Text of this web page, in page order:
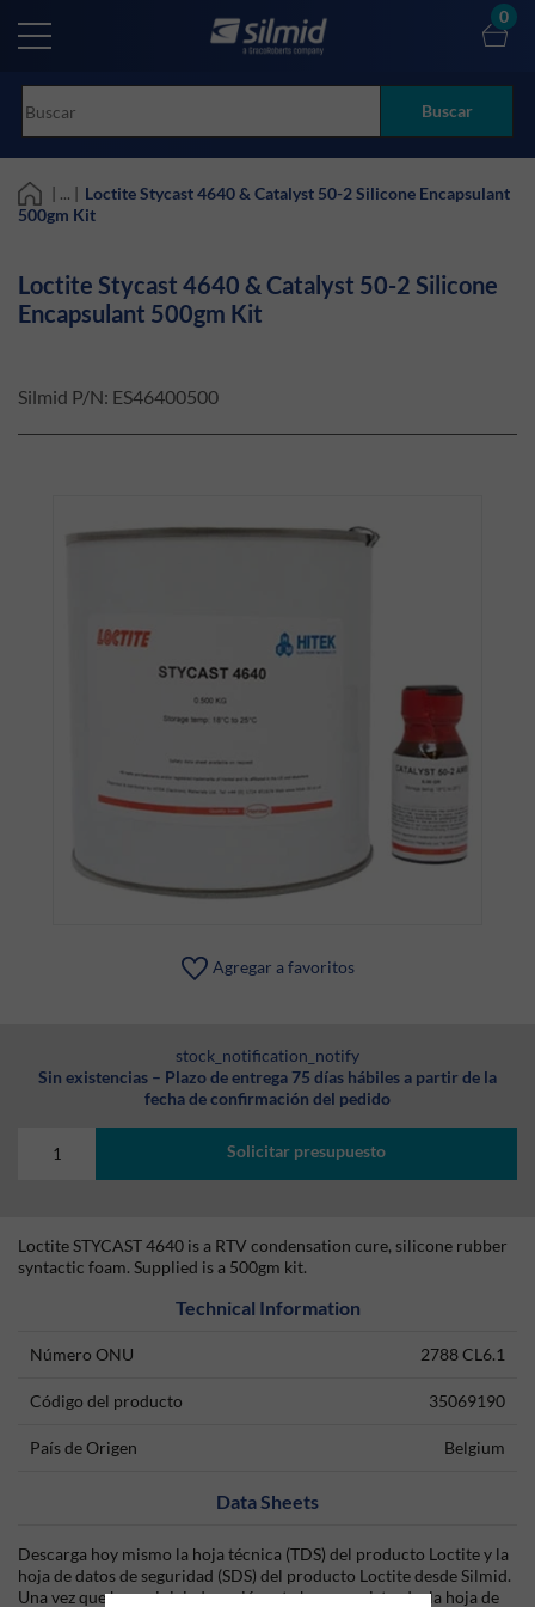
main
Buscar
0
| ... | Loctite Stycast 4640 & Catalyst 50-2 Silicone Encapsulant
500gm Kit
Loctite Stycast 4640 & Catalyst 50-2 Silicone
Encapsulant 500gm Kit
Silmid P/N: ES46400500
Agregar a favoritos
stock_notification_notify
Sin existencias – Plazo de entrega 75 días hábiles a partir de la
fecha de confirmación del pedido
Solicitar presupuesto
Loctite STYCAST 4640 is a RTV condensation cure, silicone rubber
syntactic foam. Supplied is a 500gm kit.
Technical Information
Número ONU 2788 CL6.1
Código del producto 35069190
País de Origen Belgium
Data Sheets
Descarga hoy mismo la hoja técnica (TDS) del producto Loctite y la
hoja de datos de seguridad (SDS) del producto Loctite desde Silmid.
Una vez que hayas iniciado sesión o te hayas registrado, la hoja de